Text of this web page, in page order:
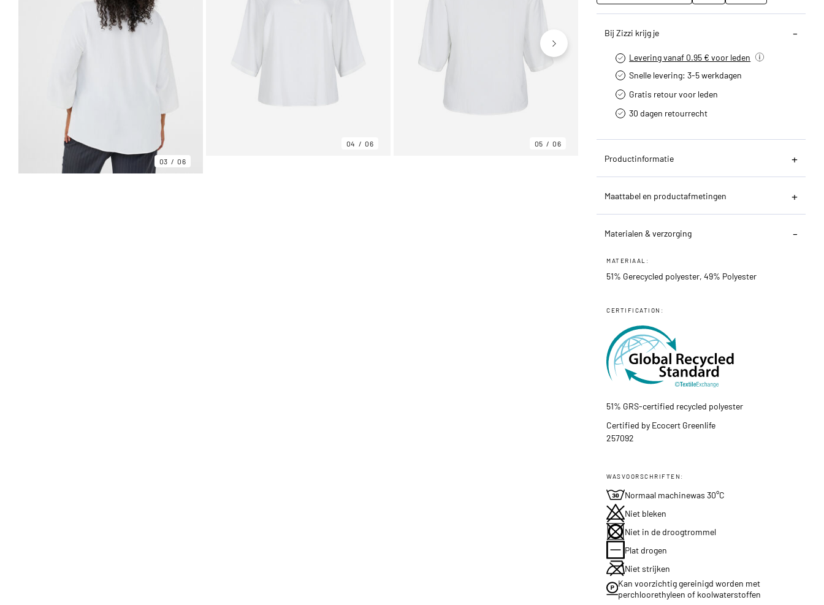
03 06
04 06 05 06
Bij Zizzi krijg je
Levering vanaf 0.95 € voor leden
Snelle levering: 3-5 werkdagen
Gratis retour voor leden
30 dagen retourrecht­
Productinformatie
Maattabel en productafmetingen
Materialen & verzorging
MATERIAAL:
51% Gerecycled polyester, 49% Polyester
CERTIFICATION:
51% GRS-certified recycled polyester
Certified by Ecocert Greenlife
257092
WASVOORSCHRIFTEN:
Normaal machinewas 30°C
Niet bleken
Niet in de droogtrommel
Plat drogen
Niet strijken
Kan voorzichtig gereinigd worden met
perchloorethyleen of koolwaterstoffen